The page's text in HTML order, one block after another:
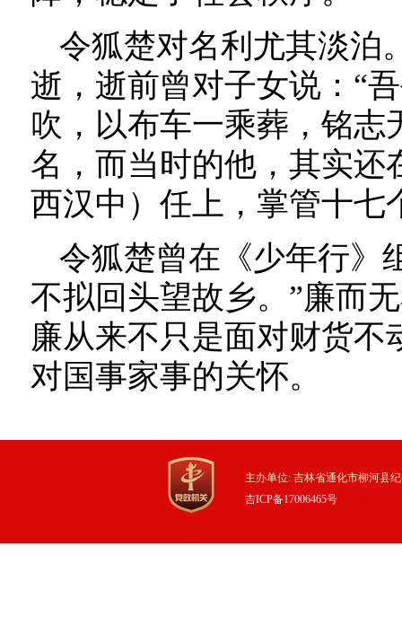
令狐楚对名利尤其淡泊
逝，逝前曾对子女说：“
吹，以布车一乘葬，铭志
名，而当时的他，其实还
西汉中）任上，掌管十七
令狐楚曾在《少年行》
不拟回头望故乡。”廉而
廉从来不只是面对财货
对国事家事的关怀。
主办单位: 吉林省通化市柳河县
吉ICP备17006465号